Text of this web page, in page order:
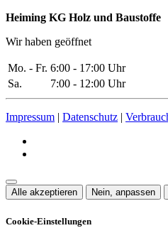
Heiming KG Holz und Baustoffe
Wir haben geöffnet
Mo. - Fr. 6:00 - 17:00 Uhr
Sa.
7:00 - 12:00 Uhr
Impressum | Datenschutz |
Alle akzeptieren Nein, anpassen
Cookie-Einstellungen